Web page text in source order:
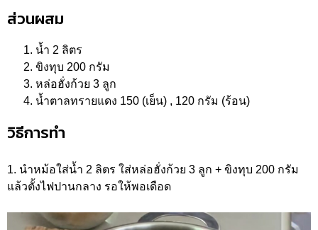
ส่วนผสม
น้ำ 2 ลิตร
ขิงทุบ 200 กรัม
หล่อฮั่งก้วย 3 ลูก
น้ำตาลทรายแดง 150 (เย็น) , 120 กรัม (ร้อน)
วิธีการทำ
1. นำหม้อใส่น้ำ 2 ลิตร ใส่หล่อฮั่งก้วย 3 ลูก + ขิงทุบ 200 กรัม
แล้วตั้งไฟปานกลาง รอให้พอเดือด